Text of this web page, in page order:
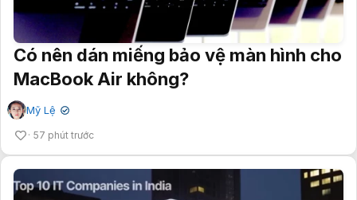
Có nên dán miếng bảo vệ màn hình cho
MacBook Air không?
Mỹ Lệ ✔
57 phút trước